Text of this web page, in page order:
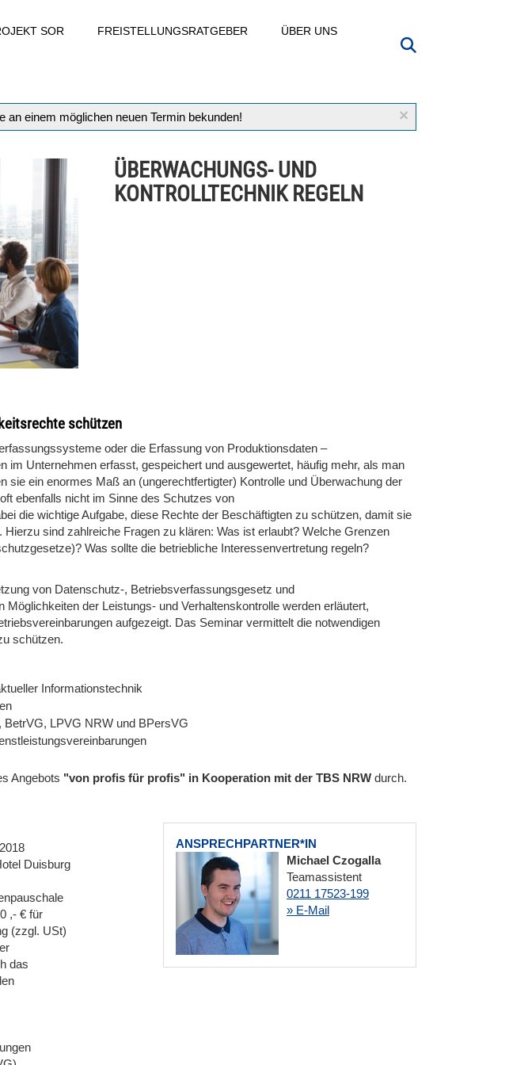
SOR FREISTELLUNGSRATGEBER ÜBER UNS
×
einem möglichen neuen Termin bekunden!
ÜBERWACHUNGS- UND
KONTROLLTECHNIK REGELN
schützen
oder die Erfassung von Produktionsdaten –
im Unternehmen erfasst, gespeichert und ausgewertet, häufig mehr, als man
sie ein enormes Maß an (ungerechtfertigter) Kontrolle und Überwachung der
ebenfalls nicht im Sinne des Schutzes von
die wichtige Aufgabe, diese Rechte der Beschäftigten zu schützen, damit sie
Hierzu sind zahlreiche Fragen zu klären: Was ist erlaubt? Welche Grenzen
Was sollte die betriebliche Interessenvertretung regeln?
von Datenschutz-, Betriebsverfassungsgesetz und
der Leistungs- und Verhaltenskontrolle werden erläutert,
aufgezeigt. Das Seminar vermittelt die notwendigen
schützen.
Informationstechnik
LPVG NRW und BPersVG
Angebots "von profis für profis" in Kooperation mit der TBS NRW durch.
ANSPRECHPARTNER*IN
Michael Czogalla
Teamassistent
0211 17523-199
» E-Mail
Duisburg
,- € für
(zzgl. USt)
das